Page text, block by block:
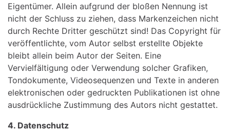
Eigentümer. Allein aufgrund der bloßen Nennung ist
nicht der Schluss zu ziehen, dass Markenzeichen nicht
durch Rechte Dritter geschützt sind! Das Copyright für
veröffentlichte, vom Autor selbst erstellte Objekte
bleibt allein beim Autor der Seiten. Eine
Vervielfältigung oder Verwendung solcher Grafiken,
Tondokumente, Videosequenzen und Texte in anderen
elektronischen oder gedruckten Publikationen ist ohne
ausdrückliche Zustimmung des Autors nicht gestattet.
4. Datenschutz